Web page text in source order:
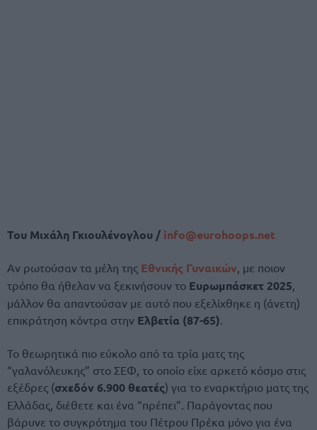
Του Μιχάλη Γκιουλένογλου / info@eurohoops.net
Αν ρωτούσαν τα μέλη της Εθνικής Γυναικών, με ποιον
τρόπο θα ήθελαν να ξεκινήσουν το Ευρωμπάσκετ 2025,
μάλλον θα απαντούσαν με αυτό που εξελίχθηκε η (άνετη)
επικράτηση κόντρα στην Ελβετία (87-65).
Το θεωρητικά πιο εύκολο από τα τρία ματς της
“γαλανόλευκης” στο ΣΕΦ, το οποίο είχε αρκετό κόσμο στις
εξέδρες (σχεδόν 6.900 θεατές) για το εναρκτήριο ματς της
Ελλάδας, διέθετε και ένα “πρέπει”. Παράγοντας που
βάρυνε το συγκρότημα του Πέτρου Πρέκα μόνο για ένα